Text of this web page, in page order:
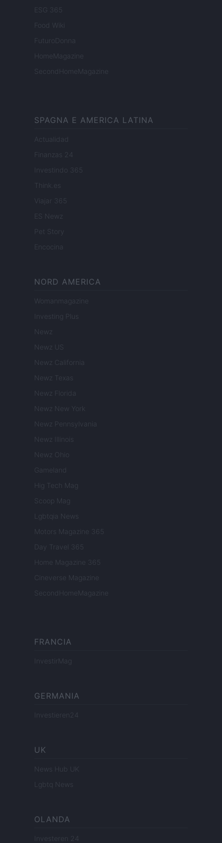
ESG 365
Food Wiki
FuturoDonna
HomeMagazine
SecondHomeMagazine
SPAGNA E AMERICA LATINA
Actualidad
Finanzas 24
Investindo 365
Think.es
Viajar 365
ES Newz
Pet Story
Encocina
NORD AMERICA
Womanmagazine
Investing Plus
Newz
Newz US
Newz California
Newz Texas
Newz Florida
Newz New York
Newz Pennsylvania
Newz Illinois
Newz Ohio
Gameland
Hig Tech Mag
Scoop Mag
Lgbtqia News
Motors Magazine 365
Day Travel 365
Home Magazine 365
Cineverse Magazine
SecondHomeMagazine
FRANCIA
InvestirMag
GERMANIA
Investieren24
UK
News Hub UK
Lgbtq News
OLANDA
Investeren 24